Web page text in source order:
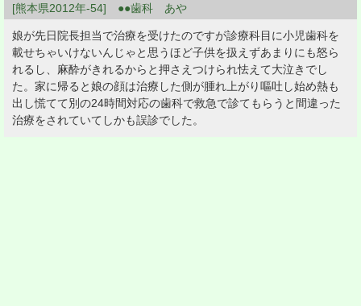
[熊本県2012年-54] ●●歯科 あや
娘が先日院長担当で治療を受けたのですが診療科目に小児歯科を
載せちゃいけないんじゃと思うほど子供を扱えずあまりにも怒ら
れるし、麻酔がきれるからと押さえつけられ怯えて大泣きでし
た。家に帰ると娘の顔は治療した側が腫れ上がり嘔吐し始め熱も
出し慌てて別の24時間対応の歯科で救急で診てもらうと間違った
治療をされていてしかも誤診でした。